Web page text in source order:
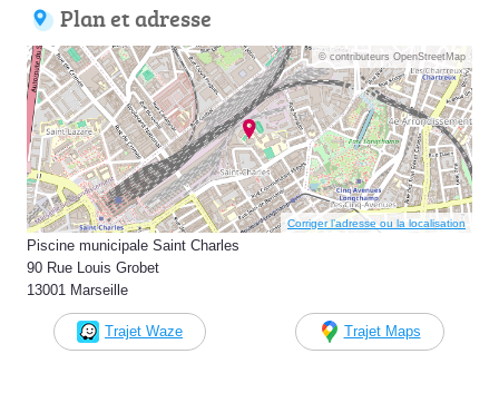
Plan et adresse
© contributeurs OpenStreetMap
Corriger l’adresse ou la localisation
Piscine municipale Saint Charles
90 Rue Louis Grobet
13001 Marseille
Trajet Waze Trajet Maps